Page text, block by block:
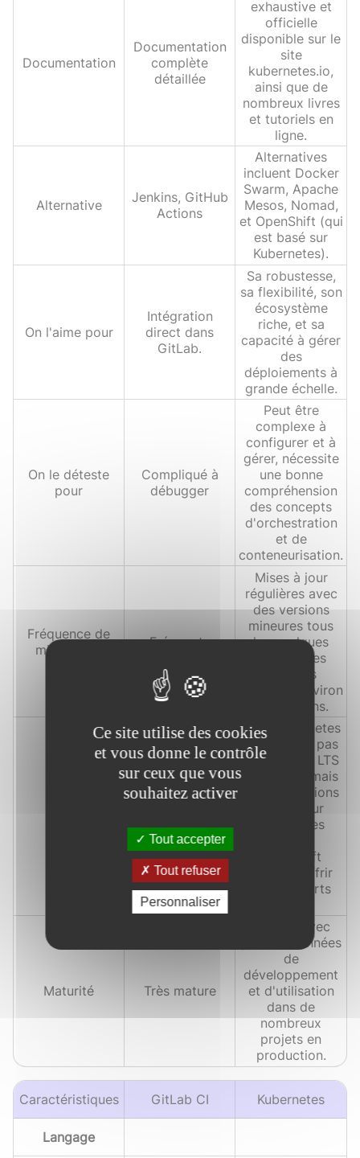
Documentation
Documentation
complète
détaillée
exhaustive et
officielle
disponible sur le
site
kubernetes.io,
ainsi que de
nombreux livres
et tutoriels en
ligne.
Alternative
Jenkins, GitHub
Actions
Alternatives
incluent Docker
Swarm, Apache
Mesos, Nomad,
et OpenShift (qui
est basé sur
Kubernetes).
On l'aime pour
Intégration
direct dans
GitLab.
Sa robustesse,
sa flexibilité, son
écosystème
riche, et sa
capacité à gérer
des
déploiements à
grande échelle.
On le déteste
pour
Compliqué à
débugger
Peut être
complexe à
configurer et à
gérer, nécessite
une bonne
compréhension
des concepts
d'orchestration
et de
conteneurisation.
Fréquence de
mise à jour
Fréquente
Mises à jour
régulières avec
des versions
mineures tous
les quelques
mois et des
versions
majeures environ
tous les ans.
Non, Kubernetes
ne propose pas
de versions LTS
officielles, mais
les distributions
basées sur
Kubernetes
OpenShift
peuvent offrir
des supports
Maturité Très mature
Mature, avec
plusieurs années
de
développement
et d'utilisation
dans de
nombreux
projets en
production.
Caractéristiques GitLab CI Kubernetes
Langage
Ce site utilise des cookies
et vous donne le contrôle
sur ceux que vous
souhaitez activer
Tout accepter
Tout refuser
Personnaliser